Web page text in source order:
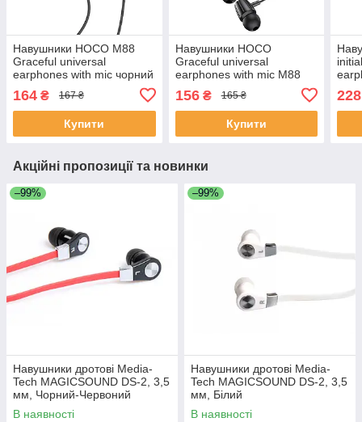
Навушники HOCO M88
Graceful universal
earphones with mic чорний
164 ₴ 167 ₴
Купити
Навушники HOCO
Graceful universal
earphones with mic M88
156₴ 165 ₴
Купити
228
Акційні пропозиції та новинки
–99%
Навушники дротові Media-
Tech MAGICSOUND DS-2, 3,5
мм, Чорний-Червоний
В наявності
–99%
Навушники дротові Media-
Tech MAGICSOUND DS-2, 3,5
мм, Білий
В наявності